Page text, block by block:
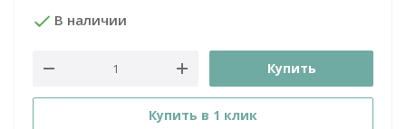
В наличии
Купить
Купить в 1 клик